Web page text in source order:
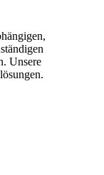
Unsere